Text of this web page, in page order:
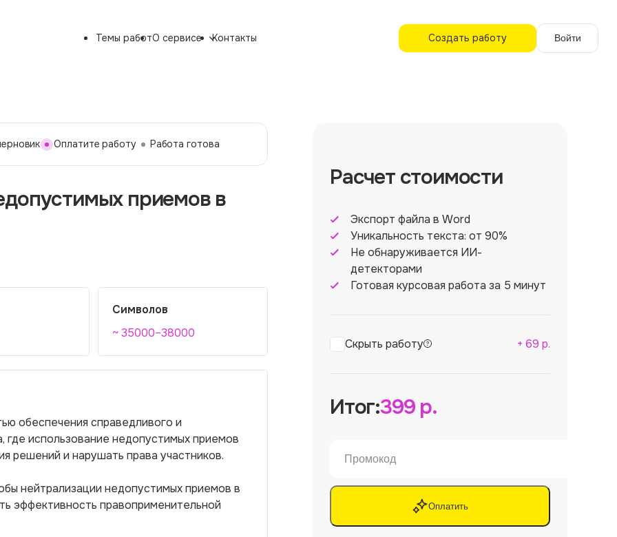
Темы работО сервисе Контакты Создать работу Войти
Оплатите работу Работа готова
приемов в
Символов
~ 35000–38000
обеспечения справедливого и
где использование недопустимых приемов
решений и нарушать права участников.
нейтрализации недопустимых приемов в
эффективность правоприменительной
Расчет стоимости
Экспорт файла в Word
Уникальность текста: от 90%
Не обнаруживается ИИ-
детекторами
Готовая курсовая работа за 5 минут
Скрыть работу + 69 р.
Итог:399р.
Оплатить